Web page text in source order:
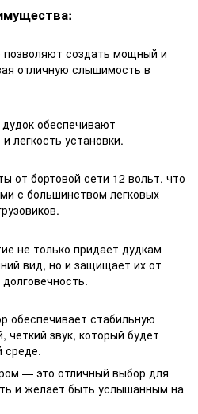
позволяют создать мощный и
отличную слышимость в
обеспечивают
легкость установки.
от бортовой сети 12 вольт, что
с большинством легковых
не только придает дудкам
вид, но и защищает их от
обеспечивает стабильную
четкий звук, который будет
— это отличный выбор для
и желает быть услышанным на